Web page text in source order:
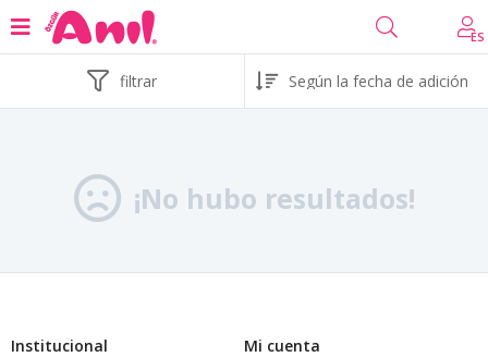
ES
filtrar
¡No hubo resultados!
Institucional Mi cuenta